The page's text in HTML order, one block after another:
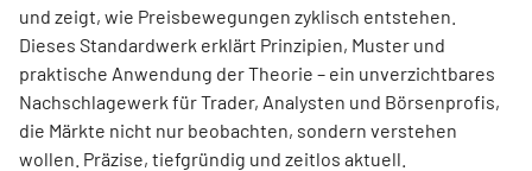
und zeigt, wie Preisbewegungen zyklisch entstehen.
Dieses Standardwerk erklärt Prinzipien, Muster und
praktische Anwendung der Theorie – ein unverzichtbares
Nachschlagewerk für Trader, Analysten und Börsenprofis,
die Märkte nicht nur beobachten, sondern verstehen
wollen. Präzise, tiefgründig und zeitlos aktuell.